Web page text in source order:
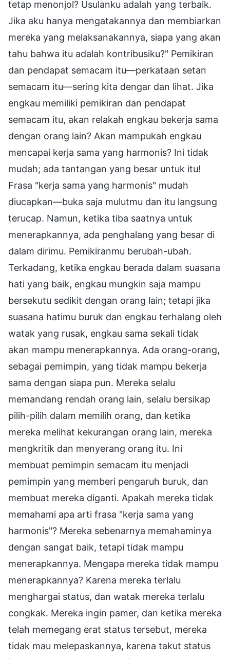
tetap menonjol? Usulanku adalah yang terbaik.
Jika aku hanya mengatakannya dan membiarkan
mereka yang melaksanakannya, siapa yang akan
tahu bahwa itu adalah kontribusiku?" Pemikiran
dan pendapat semacam itu—perkataan setan
semacam itu—sering kita dengar dan lihat. Jika
engkau memiliki pemikiran dan pendapat
semacam itu, akan relakah engkau bekerja sama
dengan orang lain? Akan mampukah engkau
mencapai kerja sama yang harmonis? Ini tidak
mudah; ada tantangan yang besar untuk itu!
Frasa "kerja sama yang harmonis" mudah
diucapkan—buka saja mulutmu dan itu langsung
terucap. Namun, ketika tiba saatnya untuk
menerapkannya, ada penghalang yang besar di
dalam dirimu. Pemikiranmu berubah-ubah.
Terkadang, ketika engkau berada dalam suasana
hati yang baik, engkau mungkin saja mampu
bersekutu sedikit dengan orang lain; tetapi jika
suasana hatimu buruk dan engkau terhalang oleh
watak yang rusak, engkau sama sekali tidak
akan mampu menerapkannya. Ada orang-orang,
sebagai pemimpin, yang tidak mampu bekerja
sama dengan siapa pun. Mereka selalu
memandang rendah orang lain, selalu bersikap
pilih-pilih dalam memilih orang, dan ketika
mereka melihat kekurangan orang lain, mereka
mengkritik dan menyerang orang itu. Ini
membuat pemimpin semacam itu menjadi
pemimpin yang memberi pengaruh buruk, dan
membuat mereka diganti. Apakah mereka tidak
memahami apa arti frasa "kerja sama yang
harmonis"? Mereka sebenarnya memahaminya
dengan sangat baik, tetapi tidak mampu
menerapkannya. Mengapa mereka tidak mampu
menerapkannya? Karena mereka terlalu
menghargai status, dan watak mereka terlalu
congkak. Mereka ingin pamer, dan ketika mereka
telah memegang erat status tersebut, mereka
tidak mau melepaskannya, karena takut status